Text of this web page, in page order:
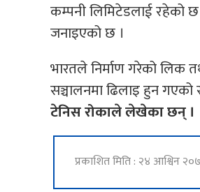
कम्पनी लिमिटेडलाई रहेको
जनाइएको छ ।
भारतले निर्माण गरेको लिक
सञ्चालनमा ढिलाइ हुन
टेनिस रोकाले लेखेका छन् ।
प्रकाशित मिति : २४ आश्विन